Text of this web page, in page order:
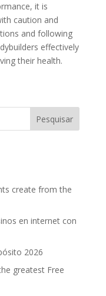
it is
caution and
and following
effectively
their health.
create from the
en internet con
2026
greatest Free